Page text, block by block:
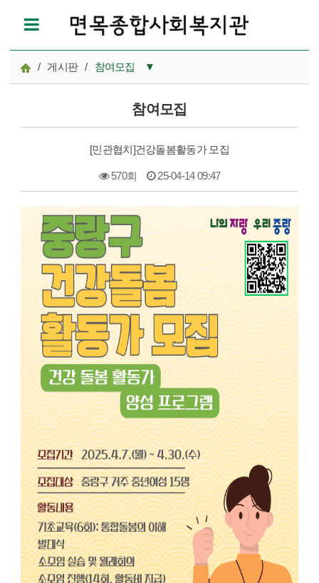
/ 게시판 / 참여모집 ▼
참여모집
복지관이야기
카드뉴스
자료실
참여모집
[민관협치]건강돌봄활동가 모집
570회 25-04-14 09:47
본문